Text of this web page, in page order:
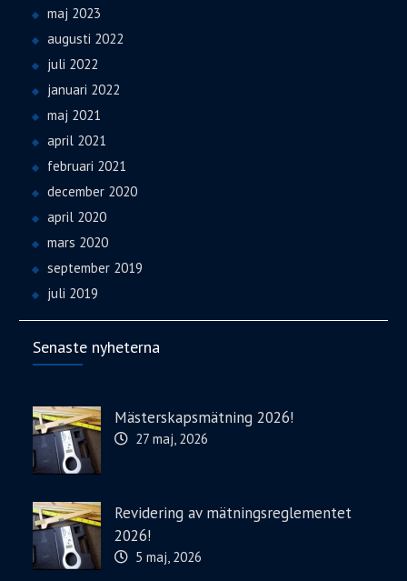
maj 2023
augusti 2022
juli 2022
januari 2022
maj 2021
april 2021
februari 2021
december 2020
april 2020
mars 2020
september 2019
juli 2019
Senaste nyheterna
Mästerskapsmätning 2026!
27 maj, 2026
Revidering av mätningsreglementet
2026!
5 maj, 2026